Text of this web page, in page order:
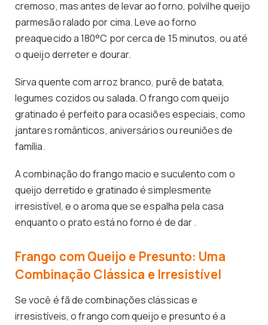
cremoso, mas antes de levar ao forno, polvilhe queijo
parmesão ralado por cima. Leve ao forno
preaquecido a 180°C por cerca de 15 minutos, ou até
o queijo derreter e dourar.
Sirva quente com arroz branco, purê de batata,
legumes cozidos ou salada. O frango com queijo
gratinado é perfeito para ocasiões especiais, como
jantares românticos, aniversários ou reuniões de
família.
A combinação do frango macio e suculento com o
queijo derretido e gratinado é simplesmente
irresistível, e o aroma que se espalha pela casa
enquanto o prato está no forno é de dar .
Frango com Queijo e Presunto: Uma
Combinação Clássica e Irresistível
Se você é fã de combinações clássicas e
irresistíveis, o frango com queijo e presunto é a